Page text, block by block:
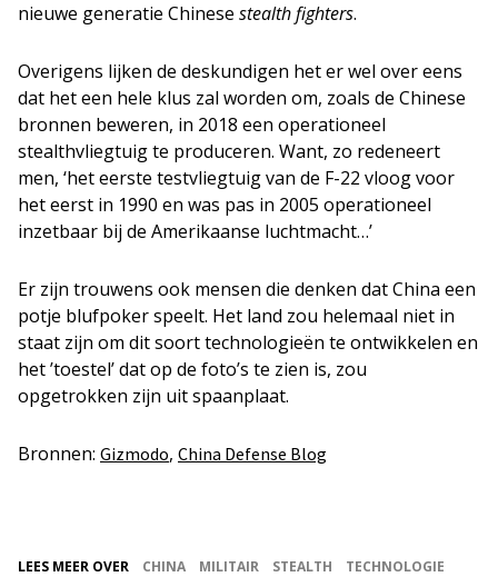
nieuwe generatie Chinese stealth fighters.
Overigens lijken de deskundigen het er wel over eens
dat het een hele klus zal worden om, zoals de Chinese
bronnen beweren, in 2018 een operationeel
stealthvliegtuig te produceren. Want, zo redeneert
men, ‘het eerste testvliegtuig van de F-22 vloog voor
het eerst in 1990 en was pas in 2005 operationeel
inzetbaar bij de Amerikaanse luchtmacht…’
Er zijn trouwens ook mensen die denken dat China een
potje blufpoker speelt. Het land zou helemaal niet in
staat zijn om dit soort technologieën te ontwikkelen en
het ’toestel’ dat op de foto’s te zien is, zou
opgetrokken zijn uit spaanplaat.
Bronnen: Gizmodo, China Defense Blog
LEES MEER OVER CHINA MILITAIR STEALTH
TECHNOLOGIE